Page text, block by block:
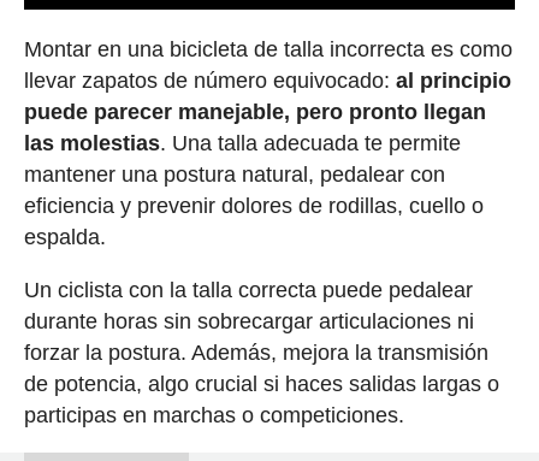
Montar en una bicicleta de talla incorrecta es como
llevar zapatos de número equivocado: al principio
puede parecer manejable, pero pronto llegan
las molestias. Una talla adecuada te permite
mantener una postura natural, pedalear con
eficiencia y prevenir dolores de rodillas, cuello o
espalda.
Un ciclista con la talla correcta puede pedalear
durante horas sin sobrecargar articulaciones ni
forzar la postura. Además, mejora la transmisión
de potencia, algo crucial si haces salidas largas o
participas en marchas o competiciones.